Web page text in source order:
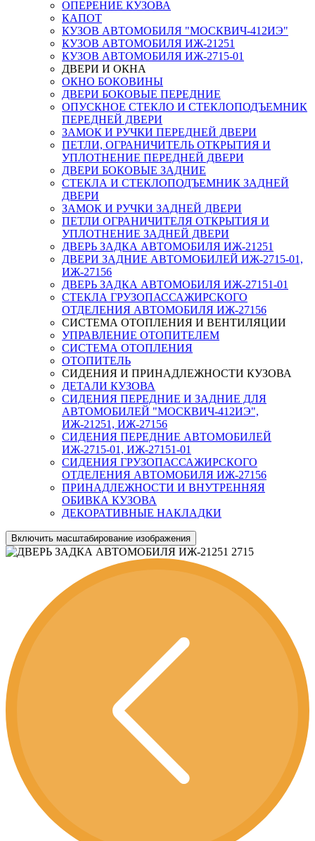
ОПЕРЕНИЕ КУЗОВА
КАПОТ
КУЗОВ АВТОМОБИЛЯ "МОСКВИЧ-412ИЭ"
КУЗОВ АВТОМОБИЛЯ ИЖ-21251
КУЗОВ АВТОМОБИЛЯ ИЖ-2715-01
ДВЕРИ И ОКНА
ОКНО БОКОВИНЫ
ДВЕРИ БОКОВЫЕ ПЕРЕДНИЕ
ОПУСКНОЕ СТЕКЛО И СТЕКЛОПОДЪЕМНИК
ПЕРЕДНЕЙ ДВЕРИ
ЗАМОК И РУЧКИ ПЕРЕДНЕЙ ДВЕРИ
ПЕТЛИ, ОГРАНИЧИТЕЛЬ ОТКРЫТИЯ И
УПЛОТНЕНИЕ ПЕРЕДНЕЙ ДВЕРИ
ДВЕРИ БОКОВЫЕ ЗАДНИЕ
СТЕКЛА И СТЕКЛОПОДЪЕМНИК ЗАДНЕЙ
ДВЕРИ
ЗАМОК И РУЧКИ ЗАДНЕЙ ДВЕРИ
ПЕТЛИ ОГРАНИЧИТЕЛЯ ОТКРЫТИЯ И
УПЛОТНЕНИЕ ЗАДНЕЙ ДВЕРИ
ДВЕРЬ ЗАДКА АВТОМОБИЛЯ ИЖ-21251
ДВЕРИ ЗАДНИЕ АВТОМОБИЛЕЙ ИЖ-2715-01,
ИЖ-27156
ДВЕРЬ ЗАДКА АВТОМОБИЛЯ ИЖ-27151-01
СТЕКЛА ГРУЗОПАССАЖИРСКОГО
ОТДЕЛЕНИЯ АВТОМОБИЛЯ ИЖ-27156
СИСТЕМА ОТОПЛЕНИЯ И ВЕНТИЛЯЦИИ
УПРАВЛЕНИЕ ОТОПИТЕЛЕМ
СИСТЕМА ОТОПЛЕНИЯ
ОТОПИТЕЛЬ
СИДЕНИЯ И ПРИНАДЛЕЖНОСТИ КУЗОВА
ДЕТАЛИ КУЗОВА
СИДЕНИЯ ПЕРЕДНИЕ И ЗАДНИЕ ДЛЯ
АВТОМОБИЛЕЙ "МОСКВИЧ-412ИЭ",
ИЖ-21251, ИЖ-27156
СИДЕНИЯ ПЕРЕДНИЕ АВТОМОБИЛЕЙ
ИЖ-2715-01, ИЖ-27151-01
СИДЕНИЯ ГРУЗОПАССАЖИРСКОГО
ОТДЕЛЕНИЯ АВТОМОБИЛЯ ИЖ-27156
ПРИНАДЛЕЖНОСТИ И ВНУТРЕННЯЯ
ОБИВКА КУЗОВА
ДЕКОРАТИВНЫЕ НАКЛАДКИ
Включить масштабирование изображения